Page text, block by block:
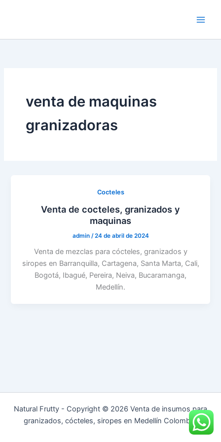
venta de maquinas
granizadoras
Cocteles
Venta de cocteles, granizados y
maquinas
admin /24 de abril de 2024
Venta de mezclas para cócteles, granizados y
siropes en Barranquilla, Cartagena, Santa Marta, Cali,
Bogotá, Ibagué, Pereira, Neiva, Bucaramanga,
Medellín.
Natural Frutty - Copyright © 2026 Venta de insumos para
granizados, cócteles, siropes en Medellín Colombia.